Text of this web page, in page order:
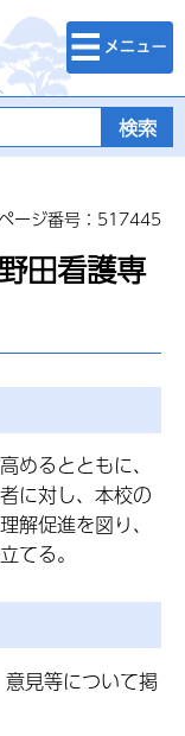
検索・メニュ
ー
ージ番号：517445
田看護専
めるとともに、
に対し、本校の
解促進を図り、
てる。
見等について掲